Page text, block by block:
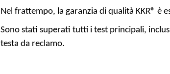
Nel frattempo, la garanzia di qualità KKR® è
Sono stati superati tutti i test principali,
testa da reclamo.